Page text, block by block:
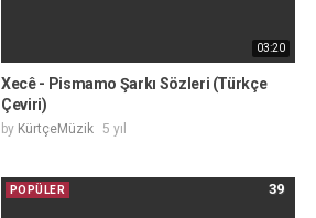
03:20
Xecê - Pismamo Şarkı Sözleri (Türkçe
Çeviri)
by KürtçeMüzik 5 yıl
39
POPÜLER